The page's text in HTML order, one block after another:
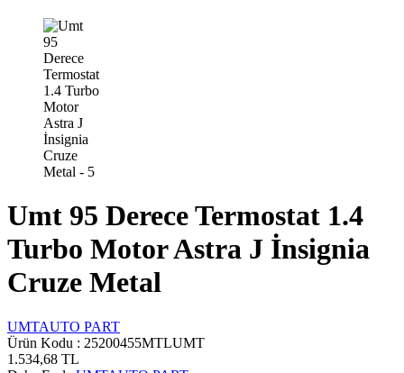
Umt 95 Derece Termostat 1.4
Turbo Motor Astra J İnsignia
Cruze Metal
UMTAUTO PART
Ürün Kodu : 25200455MTLUMT
1.534,68 TL